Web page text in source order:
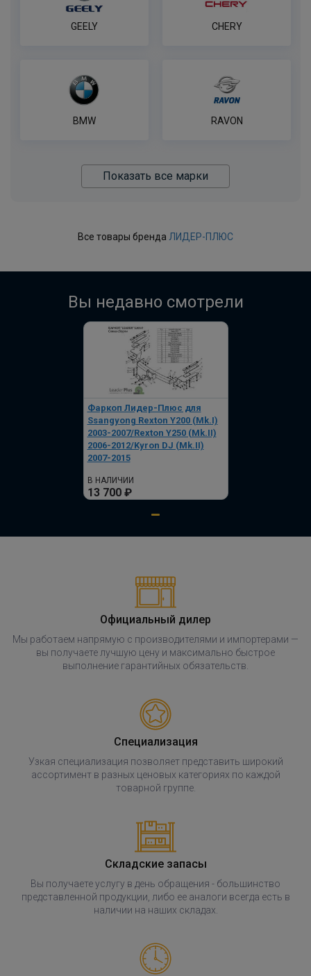
ПОД ЗАКАЗ ОТ 14 ДНЕЙ
по запросу
Комплект электропроводки
КонцептАвто для ТСУ 7 контактная
по запросу
Полный комплект электропроводки
фаркопа Лидер-плюс, универсальный
ПОД ЗАКАЗ ОТ 14 ДНЕЙ
по запросу
В корзину
GEELY CHERY
BMW RAVON
Показать все марки
Все товары бренда ЛИДЕР-ПЛЮС
Вы недавно смотрели
Фаркоп Лидер-Плюс для
Ssangyong Rexton Y200 (Mk.I)
2003-2007/Rexton Y250 (Mk.II)
2006-2012/Kyron DJ (Mk.II)
2007-2015
В НАЛИЧИИ
13 700 ₽
Официальный дилер
Мы работаем напрямую с производителями и импортерами —
вы получаете лучшую цену и максимально быстрое
выполнение гарантийных обязательств.
Специализация
Узкая специализация позволяет представить широкий
ассортимент в разных ценовых категориях по каждой
товарной группе.
Складские запасы
Вы получаете услугу в день обращения - большинство
представленной продукции, либо ее аналоги всегда есть в
наличии на наших складах.